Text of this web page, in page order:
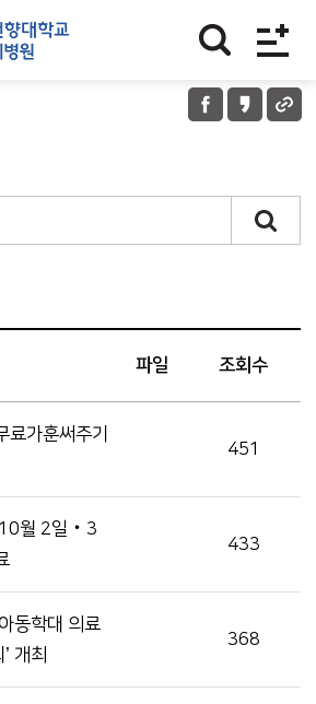
파일 조회수
료가훈써주기
451
월 2일‧3
433
동학대 의료
개최
368